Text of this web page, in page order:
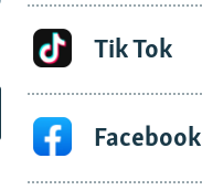
Tik Tok
Facebook